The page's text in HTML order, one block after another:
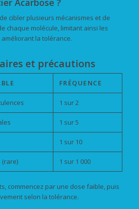
cibler plusieurs mécanismes et de
chaque molécule, limitant ainsi les
la tolérance.
et précautions
FRÉQUENCE
1 sur 2
1 sur 5
1 sur 10
(rare) 1 sur 1 000
commencez par une dose faible, puis
selon la tolérance.